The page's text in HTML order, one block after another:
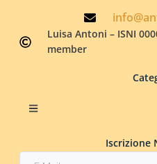
Luisa Antoni – ISNI
member
Iscrizione